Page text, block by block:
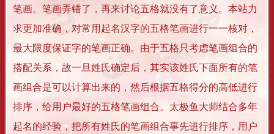
笔画。笔画弄错了，再来讨论五格就没有了意义。本站力
求更加准确，对常用起名汉字的五格笔画进行一一核对，
最大限度保证字的笔画正确。由于五格只考虑笔画组合的
搭配关系，故一旦姓氏确定后，其实该姓氏下面所有的笔
画组合是可以计算出来的，然后根据五格得分的高低进行
排序，给用户最好的五格笔画组合。太极鱼大师结合多年
起名的经验，把所有姓氏的笔画组合事先进行排序，用户